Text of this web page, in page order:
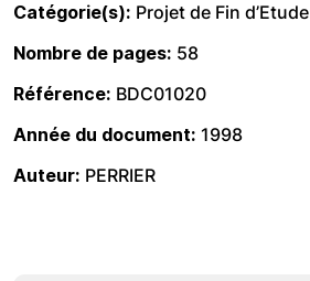
Catégorie(s) Projet de Fin d’Etude
Nombre de pages 58
Référence BDC01020
Année du document 1998
Auteur PERRIER